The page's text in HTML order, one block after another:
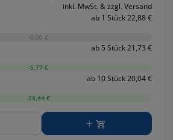
inkl. MwSt. & zzgl. Versand
ab 1 Stück 22,88 €
-0,00 €
ab 5 Stück 21,73 €
-5,77 €
ab 10 Stück 20,04 €
-28,44 €